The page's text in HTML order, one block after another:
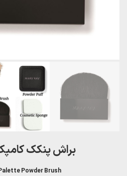
براش پنکک
Powder Brush